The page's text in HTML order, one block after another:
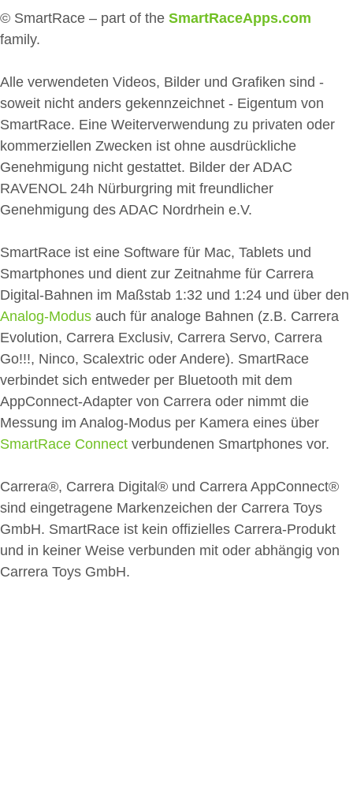
© SmartRace – part of the SmartRaceApps.com
family.
Alle verwendeten Videos, Bilder und Grafiken sind -
soweit nicht anders gekennzeichnet - Eigentum von
SmartRace. Eine Weiterverwendung zu privaten oder
kommerziellen Zwecken ist ohne ausdrückliche
Genehmigung nicht gestattet. Bilder der ADAC
RAVENOL 24h Nürburgring mit freundlicher
Genehmigung des ADAC Nordrhein e.V.
SmartRace ist eine Software für Mac, Tablets und
Smartphones und dient zur Zeitnahme für Carrera
Digital-Bahnen im Maßstab 1:32 und 1:24 und über den
Analog-Modus auch für analoge Bahnen (z.B. Carrera
Evolution, Carrera Exclusiv, Carrera Servo, Carrera
Go!!!, Ninco, Scalextric oder Andere). SmartRace
verbindet sich entweder per Bluetooth mit dem
AppConnect-Adapter von Carrera oder nimmt die
Messung im Analog-Modus per Kamera eines über
SmartRace Connect verbundenen Smartphones vor.
Carrera®, Carrera Digital® und Carrera AppConnect®
sind eingetragene Markenzeichen der Carrera Toys
GmbH. SmartRace ist kein offizielles Carrera-Produkt
und in keiner Weise verbunden mit oder abhängig von
Carrera Toys GmbH.